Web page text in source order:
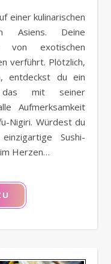
Asiens. Deine
von exotischen
verführt. Plötzlich,
entdeckst du ein
das mit seiner
Aufmerksamkeit
Nigiri. Würdest du
Sushi-
Herzen…